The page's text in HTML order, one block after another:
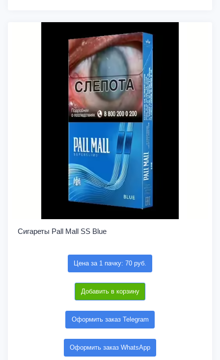
Сигареты Pall Mall SS Blue
Цена за 1 пачку: 70 руб.
Добавить в корзину
Оформить заказ Telegram
Оформить заказ WhatsApp